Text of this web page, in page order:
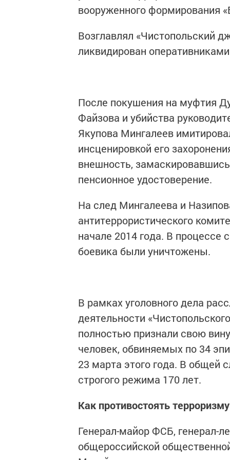
вооруженного формирования
Возглавлял «Чистопольский
ликвидирован
После покушения на муфтия
Файзова и убийства
Якупова Мингалеев
инсценировкой его
внешность,
пенсионное удостоверение.
На след Мингалеева и
антитеррористического
начале 2014 года. В процессе
боевика были уничтожены.
В рамках уголовного дела
деятельности
полностью признали свою
человек, обвиняемых по 34
23 марта этого года. В общей
строгого режима 170 лет.
Как противостоять терроризму
Генерал-майор ФСБ, генерал-
общероссийской